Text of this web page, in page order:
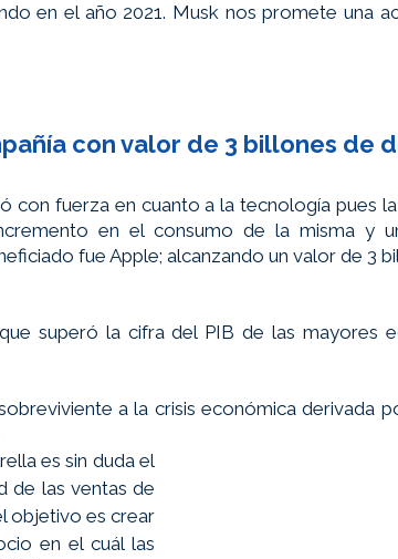
en el año 2021. Musk nos promete una
con valor de 3 billones de
con fuerza en cuanto a la tecnología pues
en el consumo de la misma y
fue Apple; alcanzando un valor de 3
superó la cifra del PIB de las mayores
a la crisis económica derivada
es sin duda el
de las ventas de
objetivo es crear
en el cuál las